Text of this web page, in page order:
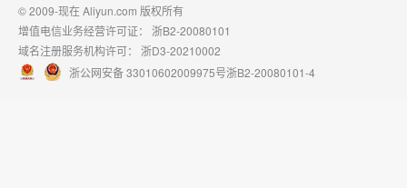
© 2009-现在 Aliyun.com 版权所有
增值电信业务经营许可证： 浙B2-20080101
域名注册服务机构许可： 浙D3-20210002
浙公网安备 33010602009975号浙B2-20080101-4